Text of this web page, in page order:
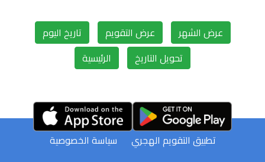
عرض الشهر عرض التقويم
تاريخ اليوم
تحويل التاريخ
الرئيسية
سياسة الخصوصية
تطبيق التقويم الهجري